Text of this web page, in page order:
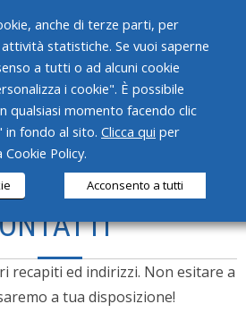
recapiti ed indirizzi. Non esitare a
a tua disposizione!
anche di terze parti, per
statistiche. Se vuoi saperne
a tutti o ad alcuni cookie
i cookie". È possibile
qualsiasi momento facendo clic
in fondo al sito. Clicca qui per
Policy.
Acconsento a tutti